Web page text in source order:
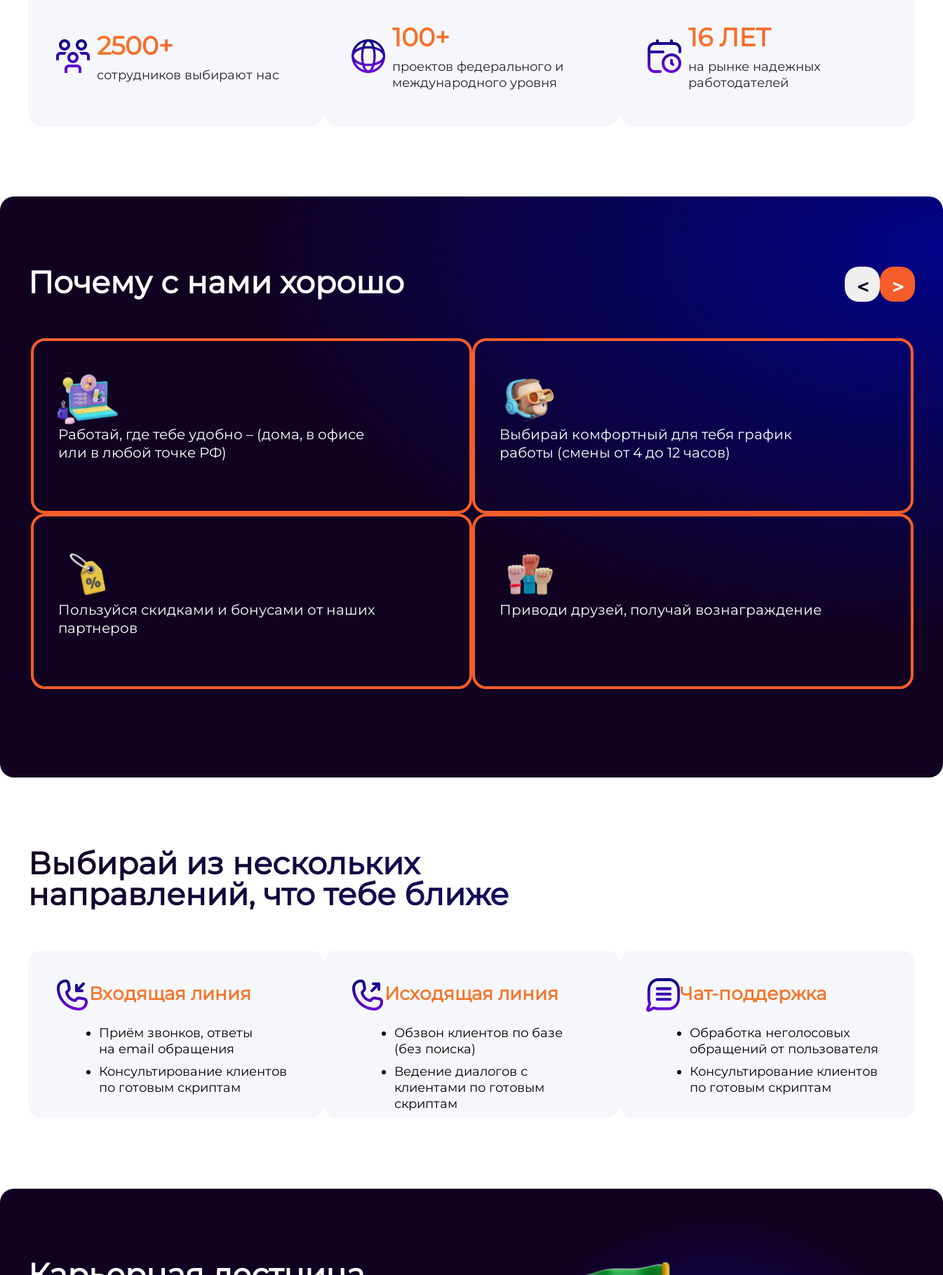
2500+
сотрудников выбирают нас
100+
проектов федерального и
международного уровня
16 ЛЕТ
на рынке надежных
работодателей
Почему с нами хорошо < >
Работай, где тебе удобно – (дома, в офисе
или в любой точке РФ)
Выбирай комфортный для тебя график
работы (смены от 4 до 12 часов)
Пользуйся скидками и бонусами от наших
партнеров
Приводи друзей, получай вознаграждение
Выбирай из нескольких
направлений, что тебе ближе
Входящая линия
Приём звонков, ответы
на email обращения
Консультирование клиентов
по готовым скриптам
Исходящая линия
Обзвон клиентов по базе
(без поиска)
Ведение диалогов с
клиентами по готовым
скриптам
Чат-поддержка
Обработка неголосовых
обращений от пользователя
Консультирование клиентов
по готовым скриптам